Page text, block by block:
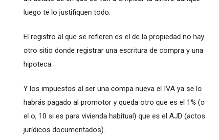
luego te lo justifiquen todo.
El registro al que se refieren es el de la propiedad no hay
otro sitio donde registrar una escritura de compra y una
hipoteca.
Y los impuestos al ser una compa nueva el IVA ya se lo
habrás pagado al promotor y queda otro que es el 1% (o
el o, 10 si es para vivienda habitual) que es el AJD (actos
jurídicos documentados).